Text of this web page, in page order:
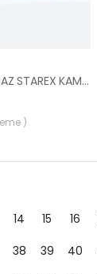
ARKA SOL ARKA DAVLUMBAZ STAREX KAMYONET 61230-47600-HMC
)
14 15 16
38 39 40